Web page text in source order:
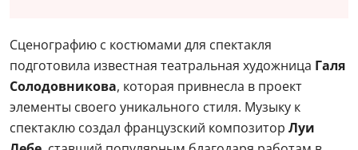
Сценографию с костюмами для спектакля
подготовила известная театральная художница Галя
Солодовникова, которая привнесла в проект
элементы своего уникального стиля. Музыку к
спектаклю создал французский композитор Луи